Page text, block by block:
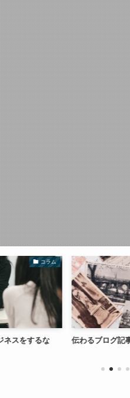
コラム
スをするな 伝わるブログ記